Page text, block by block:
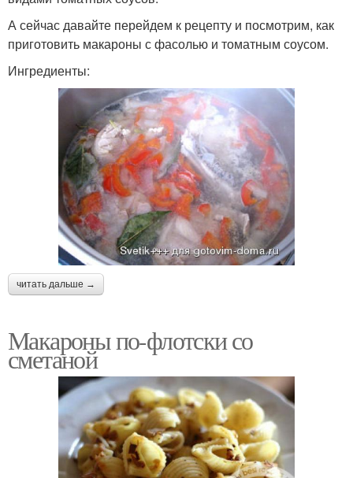
А сейчас давайте перейдем к рецепту и посмотрим, как
приготовить макароны с фасолью и томатным соусом.
Ингредиенты:
читать дальше →
Макароны по-флотски со
сметаной